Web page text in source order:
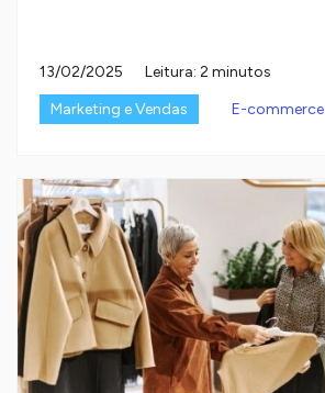
13/02/2025
Leitura: 2 minutos
Marketing e Vendas
E-commerce